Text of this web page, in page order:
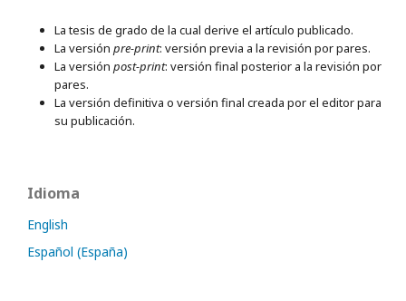
La tesis de grado de la cual derive el artículo publicado.
La versión pre-print: versión previa a la revisión por pares.
La versión post-print: versión final posterior a la revisión por
pares.
La versión definitiva o versión final creada por el editor para
su publicación.
Idioma
English
Español (España)